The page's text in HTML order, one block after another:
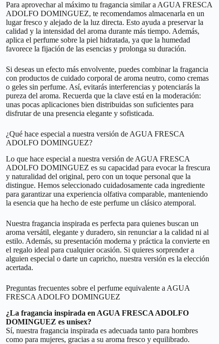
Para aprovechar al máximo tu fragancia similar a AGUA FRESCA
ADOLFO DOMINGUEZ, te recomendamos almacenarla en un
lugar fresco y alejado de la luz directa. Esto ayuda a preservar la
calidad y la intensidad del aroma durante más tiempo. Además,
aplica el perfume sobre la piel hidratada, ya que la humedad
favorece la fijación de las esencias y prolonga su duración.
Si deseas un efecto más envolvente, puedes combinar la fragancia
con productos de cuidado corporal de aroma neutro, como cremas
o geles sin perfume. Así, evitarás interferencias y potenciarás la
pureza del aroma. Recuerda que la clave está en la moderación:
unas pocas aplicaciones bien distribuidas son suficientes para
disfrutar de una presencia elegante y sofisticada.
¿Qué hace especial a nuestra versión de AGUA FRESCA
ADOLFO DOMINGUEZ?
Lo que hace especial a nuestra versión de AGUA FRESCA
ADOLFO DOMINGUEZ es su capacidad para evocar la frescura
y naturalidad del original, pero con un toque personal que la
distingue. Hemos seleccionado cuidadosamente cada ingrediente
para garantizar una experiencia olfativa comparable, manteniendo
la esencia que ha hecho de este perfume un clásico atemporal.
Nuestra fragancia inspirada es perfecta para quienes buscan un
aroma versátil, elegante y duradero, sin renunciar a la calidad ni al
estilo. Además, su presentación moderna y práctica la convierte en
el regalo ideal para cualquier ocasión. Si quieres sorprender a
alguien especial o darte un capricho, nuestra versión es la elección
acertada.
Preguntas frecuentes sobre el perfume equivalente a AGUA
FRESCA ADOLFO DOMINGUEZ
¿La fragancia inspirada en AGUA FRESCA ADOLFO
DOMINGUEZ es unisex?
Sí, nuestra fragancia inspirada es adecuada tanto para hombres
como para mujeres, gracias a su aroma fresco y equilibrado.